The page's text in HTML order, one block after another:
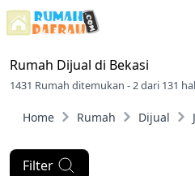
Rumah Dijual di Bekasi
1431 Rumah ditemukan - 2 dari 131
Home Rumah Dijual
Filter